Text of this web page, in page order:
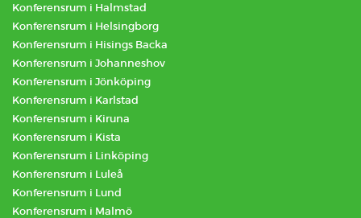
Konferensrum i Halmstad
Konferensrum i Helsingborg
Konferensrum i Hisings Backa
Konferensrum i Johanneshov
Konferensrum i Jönköping
Konferensrum i Karlstad
Konferensrum i Kiruna
Konferensrum i Kista
Konferensrum i Linköping
Konferensrum i Luleå
Konferensrum i Lund
Konferensrum i Malmö